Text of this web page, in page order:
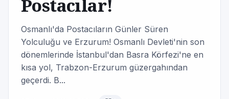
Postacılar!
Osmanlı'da Postacıların Günler Süren
Yolculuğu ve Erzurum! Osmanlı Devleti'nin son
dönemlerinde İstanbul'dan Basra Körfezi'ne en
kısa yol, Trabzon-Erzurum güzergahından
geçerdi. B...